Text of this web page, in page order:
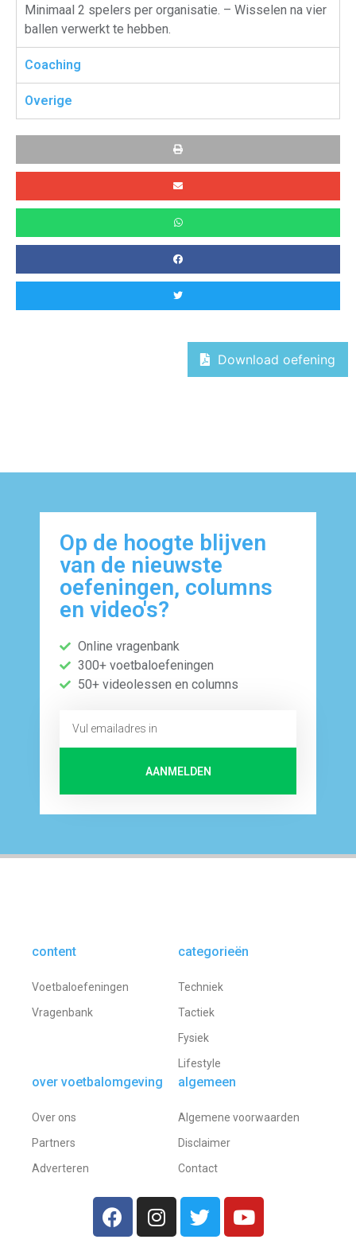
Minimaal 2 spelers per organisatie. – Wisselen na vier
ballen verwerkt te hebben.
Coaching
Overige
Download oefening
Op de hoogte blijven
van de nieuwste
oefeningen, columns
en video's?
Online vragenbank
300+ voetbaloefeningen
50+ videolessen en columns
AANMELDEN
content
Voetbaloefeningen
Vragenbank
categorieën
Techniek
Tactiek
Fysiek
Lifestyle
over voetbalomgeving
Over ons
Partners
Adverteren
algemeen
Algemene voorwaarden
Disclaimer
Contact